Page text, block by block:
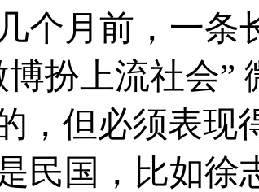
月前，一条
扮上流社会”
，但必须表现
民国，比如